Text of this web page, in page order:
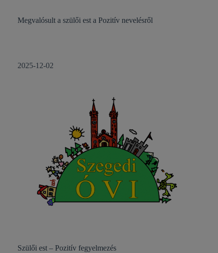
Megvalósult a szülői est a Pozitív nevelésről
2025-12-02
Szülői est – Pozitív fegyelmezés